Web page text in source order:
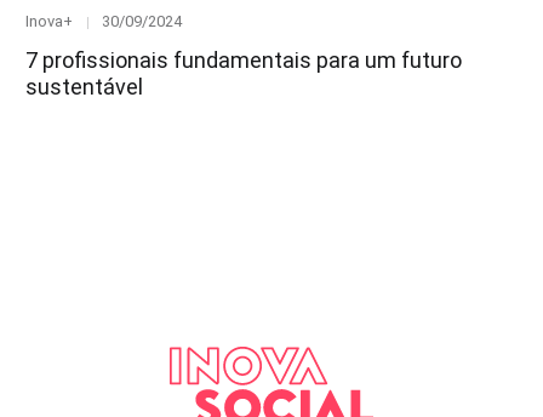
Category
Inova+
Posted
30/09/2024
7 profissionais fundamentais para um futuro
sustentável